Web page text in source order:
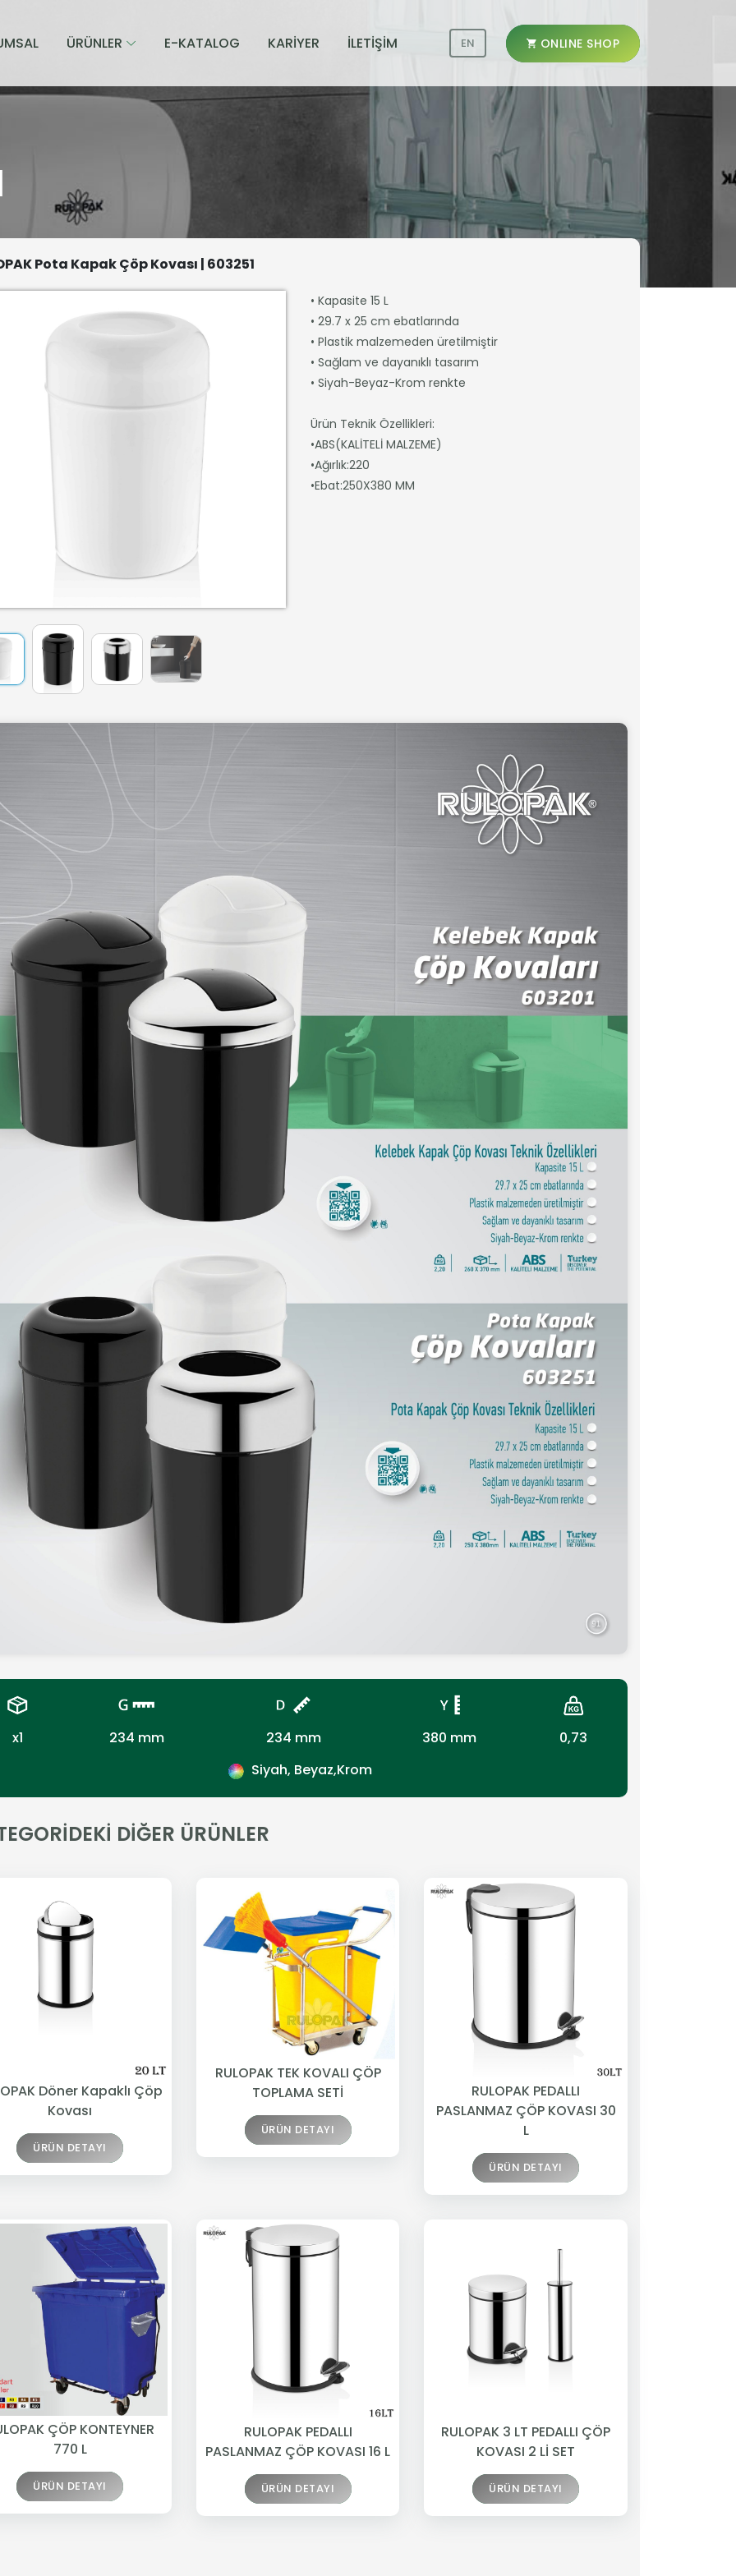
ÜRÜNLER E-KATALOG KARİYER İLETİŞİM EN ONLINE SHOP
Pota Kapak Çöp Kovası | 603251
• Kapasite 15 L
• 29.7 x 25 cm ebatlarında
• Plastik malzemeden üretilmiştir
• Sağlam ve dayanıklı tasarım
• Siyah-Beyaz-Krom renkte
Ürün Teknik Özellikleri:
•ABS(KALİTELİ MALZEME)
•Ağırlık:220
•Ebat:250X380 MM
x1 234 mm 234 mm 380 mm
0,73
Siyah, Beyaz,Krom
DİĞER ÜRÜNLER
Döner Kapaklı Çöp
Kovası
ÜRÜN DETAYI
RULOPAK TEK KOVALI ÇÖP
TOPLAMA SETİ
ÜRÜN DETAYI
RULOPAK PEDALLI
PASLANMAZ ÇÖP KOVASI 30
L
ÜRÜN DETAYI
ÇÖP KONTEYNER
770 L
ÜRÜN DETAYI
RULOPAK PEDALLI
PASLANMAZ ÇÖP KOVASI 16 L
ÜRÜN DETAYI
RULOPAK 3 LT PEDALLI ÇÖP
KOVASI 2 Lİ SET
ÜRÜN DETAYI